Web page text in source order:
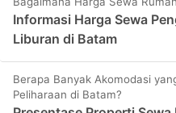
Informasi Harga Sewa
Liburan di Batam
Berapa Banyak Akomodasi
Peliharaan di Batam?